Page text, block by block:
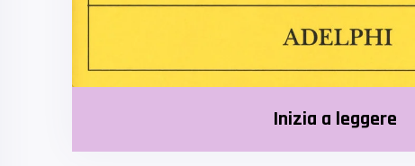
Inizia a leggere